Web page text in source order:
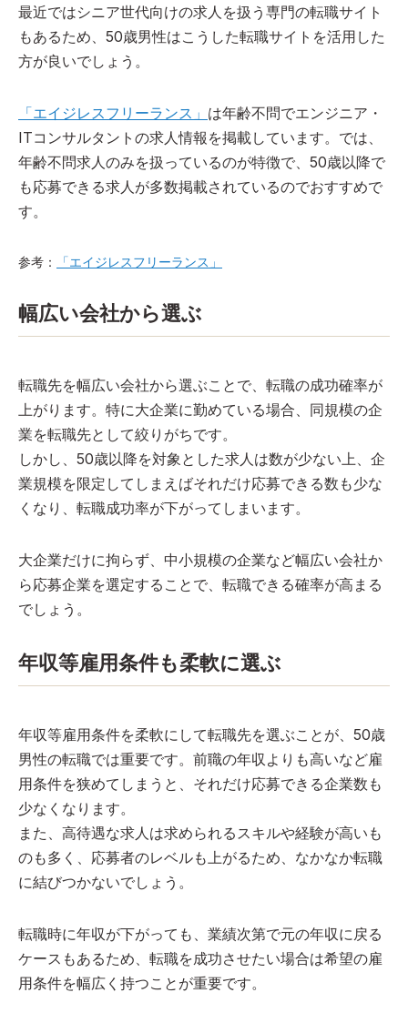
最近ではシニア世代向けの求人を扱う専門の転職サイト
もあるため、50歳男性はこうした転職サイトを活用した
方が良いでしょう。
「エイジレスフリーランス」 は年齢不問でエンジニア・
ITコンサルタントの求人情報を掲載しています。では、
年齢不問求人のみを扱っているのが特徴で、50歳以降で
も応募できる求人が多数掲載されているのでおすすめで
す。
参考： 「エイジレスフリーランス」
幅広い会社から選ぶ
転職先を幅広い会社から選ぶことで、転職の成功確率が
上がります。特に大企業に勤めている場合、同規模の企
業を転職先として絞りがちです。
しかし、50歳以降を対象とした求人は数が少ない上、企
業規模を限定してしまえばそれだけ応募できる数も少な
くなり、転職成功率が下がってしまいます。
大企業だけに拘らず、中小規模の企業など幅広い会社か
ら応募企業を選定することで、転職できる確率が高まる
でしょう。
年収等雇用条件も柔軟に選ぶ
年収等雇用条件を柔軟にして転職先を選ぶことが、50歳
男性の転職では重要です。前職の年収よりも高いなど雇
用条件を狭めてしまうと、それだけ応募できる企業数も
少なくなります。
また、高待遇な求人は求められるスキルや経験が高いも
のも多く、応募者のレベルも上がるため、なかなか転職
に結びつかないでしょう。
転職時に年収が下がっても、業績次第で元の年収に戻る
ケースもあるため、転職を成功させたい場合は希望の雇
用条件を幅広く持つことが重要です。